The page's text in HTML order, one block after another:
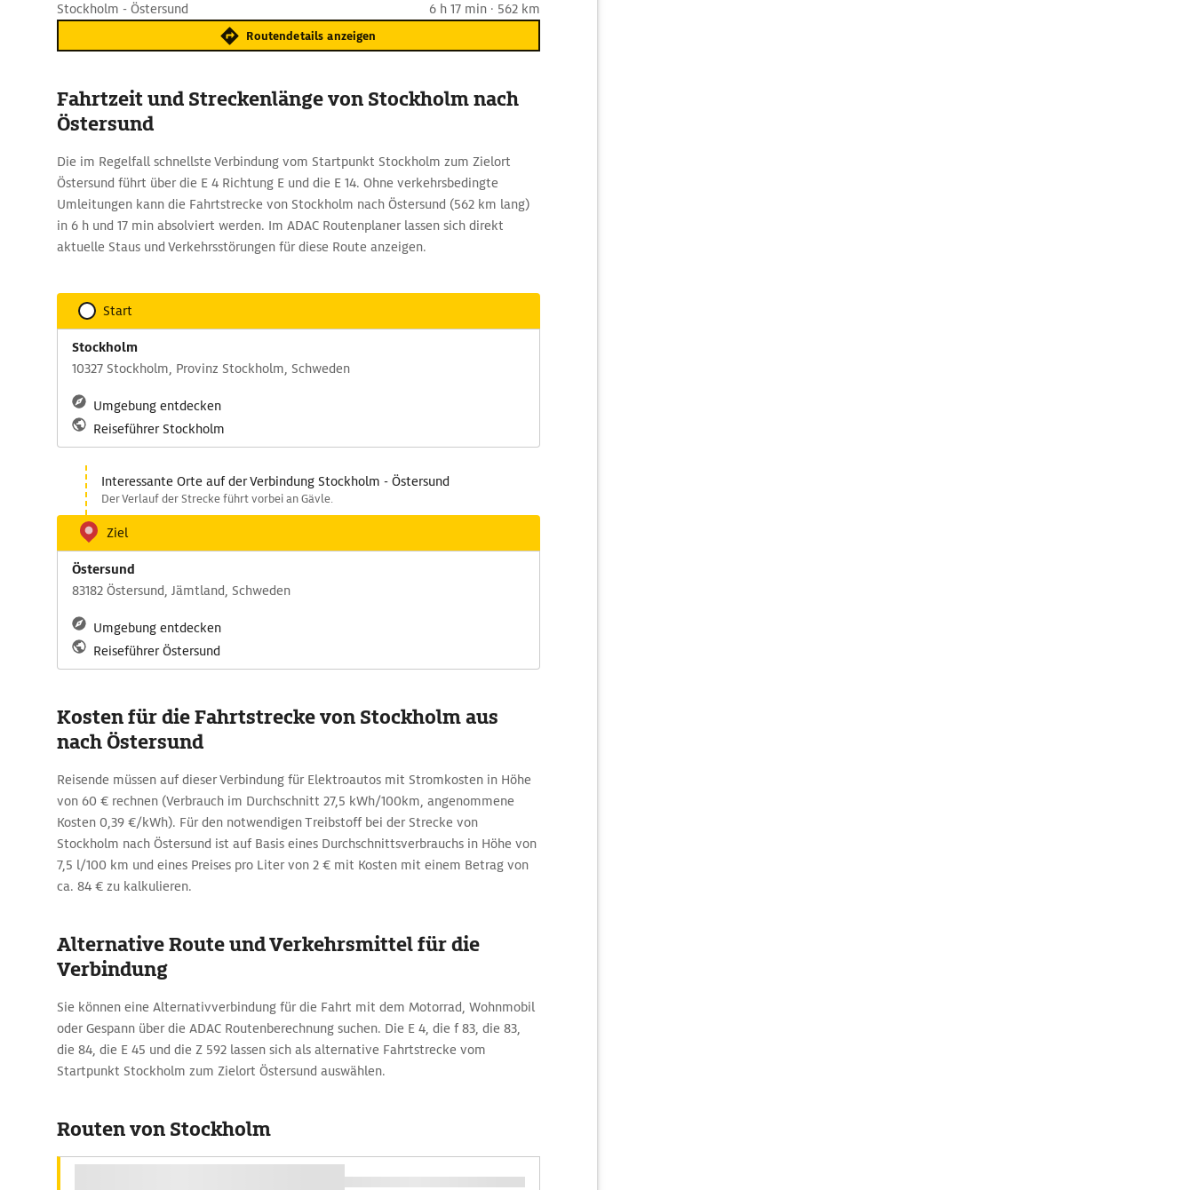
Stockholm - Östersund 6 h 17 min · 562 km
Routendetails anzeigen
Fahrtzeit und Streckenlänge von Stockholm nach
Östersund
Die im Regelfall schnellste Verbindung vom Startpunkt Stockholm zum Zielort
Östersund führt über die E 4 Richtung E und die E 14. Ohne verkehrsbedingte
Umleitungen kann die Fahrtstrecke von Stockholm nach Östersund (562 km lang)
in 6 h und 17 min absolviert werden. Im ADAC Routenplaner lassen sich direkt
aktuelle Staus und Verkehrsstörungen für diese Route anzeigen.
Start
Stockholm
10327 Stockholm, Provinz Stockholm, Schweden
Umgebung entdecken
Reiseführer Stockholm
Interessante Orte auf der Verbindung Stockholm - Östersund
Der Verlauf der Strecke führt vorbei an Gävle.
Ziel
Östersund
83182 Östersund, Jämtland, Schweden
Umgebung entdecken
Reiseführer Östersund
Kosten für die Fahrtstrecke von Stockholm aus
nach Östersund
Reisende müssen auf dieser Verbindung für Elektroautos mit Stromkosten in Höhe
von 60 € rechnen (Verbrauch im Durchschnitt 27,5 kWh/100km, angenommene
Kosten 0,39 €/kWh). Für den notwendigen Treibstoff bei der Strecke von
Stockholm nach Östersund ist auf Basis eines Durchschnittsverbrauchs in Höhe von
7,5 l/100 km und eines Preises pro Liter von 2 € mit Kosten mit einem Betrag von
ca. 84 € zu kalkulieren.
Alternative Route und Verkehrsmittel für die
Verbindung
Sie können eine Alternativverbindung für die Fahrt mit dem Motorrad, Wohnmobil
oder Gespann über die ADAC Routenberechnung suchen. Die E 4, die f 83, die 83,
die 84, die E 45 und die Z 592 lassen sich als alternative Fahrtstrecke vom
Startpunkt Stockholm zum Zielort Östersund auswählen.
Routen von Stockholm